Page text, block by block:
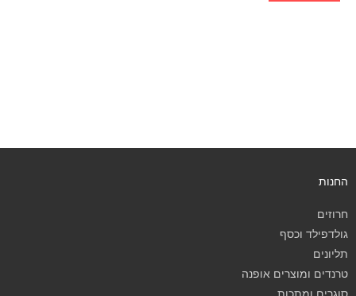
החנות
חרוזים
גולדפילד וכסף
תליונים
טרנדים ומוצרים אופנה